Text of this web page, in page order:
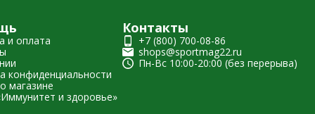
и оплата
конфиденциальности
магазине
и здоровье»
Контакты
+7 (800) 700-08-86
shops@sportmag22.ru
Пн-Вс 10:00-20:00 (без перерыва)